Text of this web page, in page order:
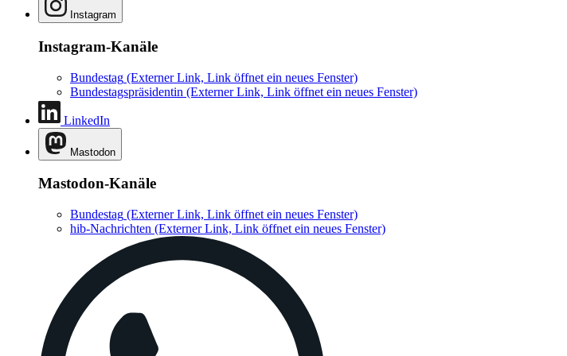
Instagram
Instagram-Kanäle
Bundestag (Externer Link, Link öffnet ein neues Fenster)
Bundestagspräsidentin (Externer Link, Link öffnet ein neues Fenster)
LinkedIn
Mastodon
Mastodon-Kanäle
Bundestag (Externer Link, Link öffnet ein neues Fenster)
hib-Nachrichten (Externer Link, Link öffnet ein neues Fenster)